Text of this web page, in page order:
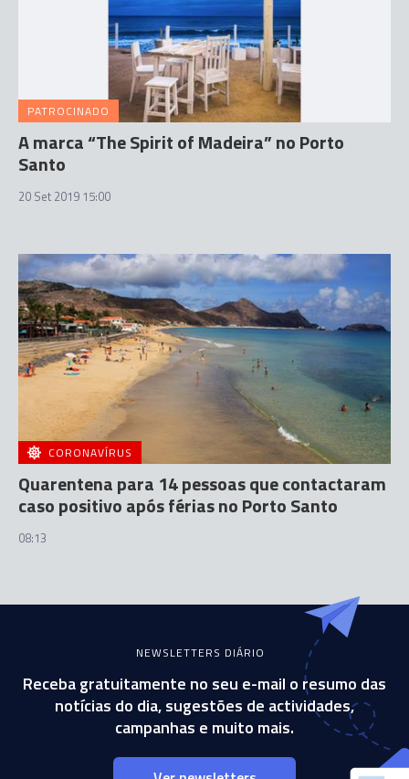
PATROCINADO
A marca “The Spirit of Madeira” no Porto
Santo
20 Set 2019 15:00
CORONAVÍRUS
Quarentena para 14 pessoas que contactaram
caso positivo após férias no Porto Santo
08:13
NEWSLETTERS DIÁRIO
Receba gratuitamente no seu e-mail o resumo das
notícias do dia, sugestões de actividades,
campanhas e muito mais.